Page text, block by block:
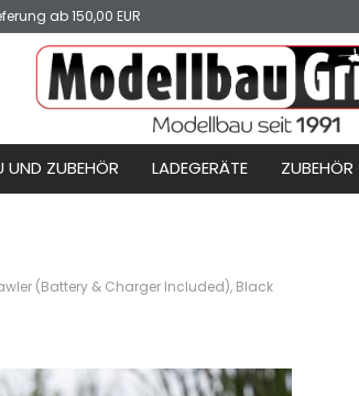
ab 150,00 EUR
UND ZUBEHÖR LADEGERÄTE ZUBEHÖR
(Battery & Charger Included), Black